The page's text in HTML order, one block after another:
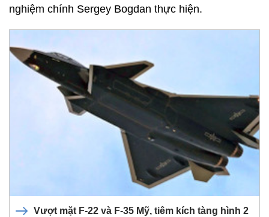
nghiệm chính Sergey Bogdan thực hiện.
Vượt mặt F-22 và F-35 Mỹ, tiêm kích tàng hình 2